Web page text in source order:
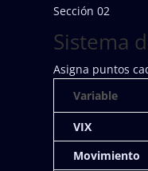
Sección 02
Sistema
Asigna puntos
Variable
VIX
Movimiento